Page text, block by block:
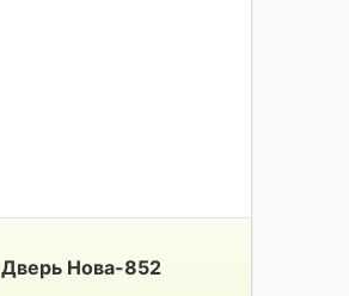
Дверь Нова-852